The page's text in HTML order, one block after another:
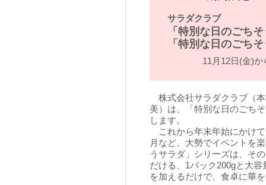
サラダクラブ
「特別な日のごち
「特別な日のごち
11月12日(金)
株式会社サラダクラブ（
美）は、「特別な日のごち
します。
これから年末年始にかけ
月など、大勢でイベントを
うサラダ」シリーズは、そ
だける、1パック200gと大
を加えるだけで、食卓に華